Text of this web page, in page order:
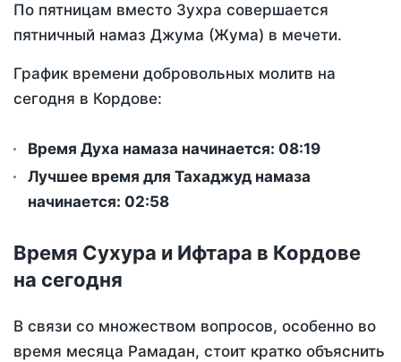
По пятницам вместо Зухра совершается
пятничный намаз Джума (Жума) в мечети.
График времени добровольных молитв на
сегодня в Кордове:
Время Духа намаза начинается: 08:19
Лучшее время для Тахаджуд намаза
начинается: 02:58
Время Сухура и Ифтара в Кордове
на сегодня
В связи со множеством вопросов, особенно во
время месяца Рамадан, стоит кратко объяснить